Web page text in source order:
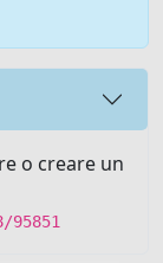
o creare un